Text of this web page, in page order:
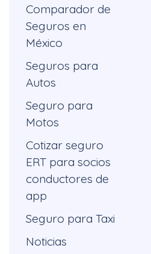
Comparador de
Seguros en
México
Seguros para
Autos
Seguro para
Motos
Cotizar seguro
ERT para socios
conductores de
app
Seguro para Taxi
Noticias